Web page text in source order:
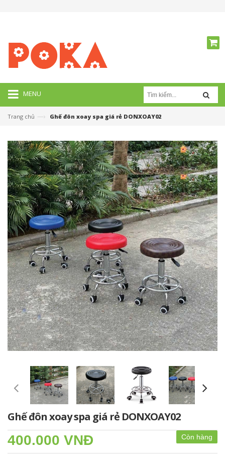
MENU
Trang chủ —› Ghế đôn xoay spa giá rẻ DONXOAY02
Ghế đôn xoay spa giá rẻ DONXOAY02
Còn hàng
400.000 VNĐ